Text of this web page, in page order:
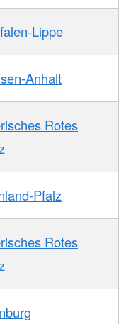
Lippe
Anhalt
Rotes
Pfalz
Rotes